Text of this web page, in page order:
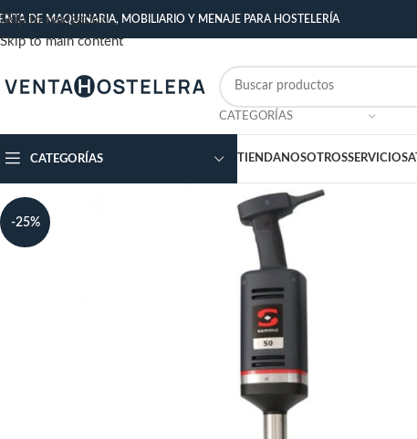
Skip to navigation
Skip to main content
DE MAQUINARIA, MOBILIARIO Y MENAJE PARA HOSTELERÍA
CATEGORÍAS
CATEGORÍAS TIENDANOSOTROSSERVICIOS
-25%